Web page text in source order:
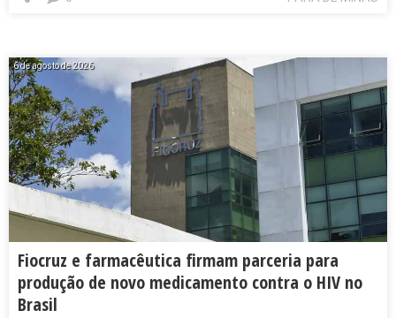
6 de agosto de 2026
Fiocruz e farmacêutica firmam parceria para
produção de novo medicamento contra o HIV no
Brasil